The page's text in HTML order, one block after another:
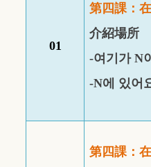
01
第四課：
介紹場所
-여기가 N
-N에 있어
第四課：